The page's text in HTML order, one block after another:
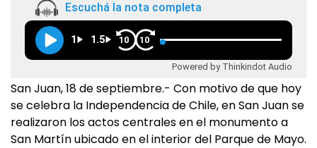
Escuchá la nota completa
1 1.5 10 10
Powered by Thinkindot Audio
San Juan, 18 de septiembre.- Con motivo de que hoy
se celebra la Independencia de Chile, en San Juan se
realizaron los actos centrales en el monumento a
San Martín ubicado en el interior del Parque de Mayo.